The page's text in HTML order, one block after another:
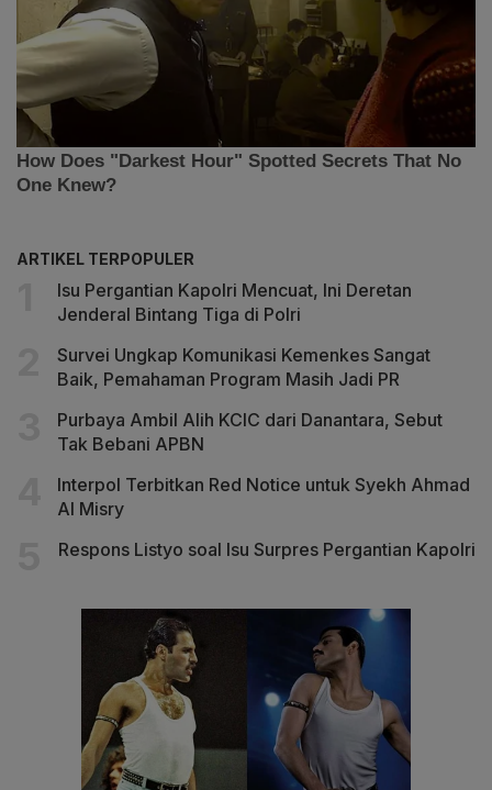
ARTIKEL TERPOPULER
Isu Pergantian Kapolri Mencuat, Ini Deretan
Jenderal Bintang Tiga di Polri
Survei Ungkap Komunikasi Kemenkes Sangat
Baik, Pemahaman Program Masih Jadi PR
Purbaya Ambil Alih KCIC dari Danantara, Sebut
Tak Bebani APBN
Interpol Terbitkan Red Notice untuk Syekh Ahmad
Al Misry
Respons Listyo soal Isu Surpres Pergantian Kapolri